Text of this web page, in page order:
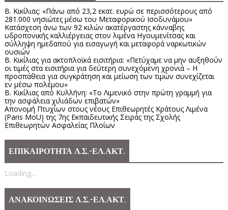
Β. Κικίλιας: «Πάνω από 23,2 εκατ. ευρώ σε περισσότερους από
281.000 νησιώτες μέσω του Μεταφορικού Ισοδυνάμου»
Κατάσχεση άνω των 92 κιλών ακατέργαστης κάνναβης
υδροπονικής καλλιέργειας στον λιμένα Ηγουμενίτσας και
σύλληψη ημεδαπού για εισαγωγή και μεταφορά ναρκωτικών
ουσιών
Β. Κικίλιας για ακτοπλοϊκά εισιτήρια: «Πετύχαμε να μην αυξηθούν
οι τιμές στα εισιτήρια για δεύτερη συνεχόμενη χρονιά – Η
προσπάθεια για συγκράτηση και μείωση των τιμών συνεχίζεται
εν μέσω πολέμου»
Β. Κικίλιας από Κυλλήνη: «Το Λιμενικό στην πρώτη γραμμή για
την ασφάλεια χιλιάδων επιβατών»
Απονομή Πτυχίων στους νέους Επιθεωρητές Κράτους Λιμένα
(Paris MoU) της 7ης Εκπαιδευτικής Σειράς της Σχολής
Επιθεωρητών Ασφαλείας Πλοίων
ΕΠΙΚΑΙΡΟΤΗΤΑ Λ.Σ.-ΕΛ.ΑΚΤ.
Loading...
ΑΝΑΚΟΙΝΩΣΕΙΣ Λ.Σ.-ΕΛ.ΑΚΤ.